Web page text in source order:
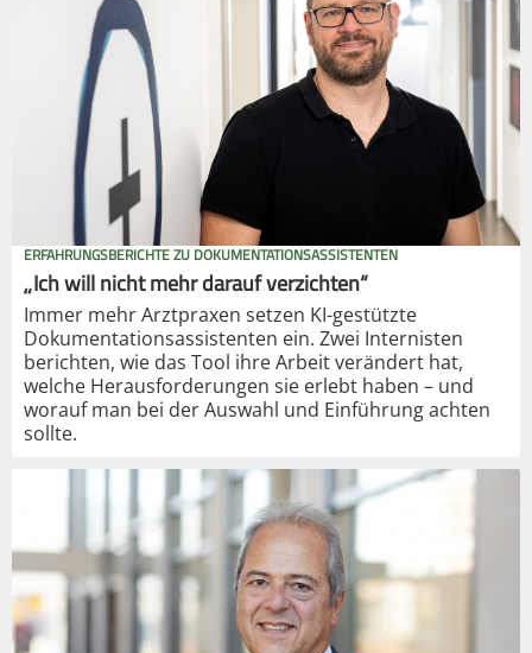
ERFAHRUNGSBERICHTE ZU DOKUMENTATIONSASSISTENTEN
„Ich will nicht mehr darauf verzichten“
Immer mehr Arztpraxen setzen KI-gestützte
Dokumentationsassistenten ein. Zwei Internisten
berichten, wie das Tool ihre Arbeit verändert hat,
welche Herausforderungen sie erlebt haben – und
worauf man bei der Auswahl und Einführung achten
sollte.